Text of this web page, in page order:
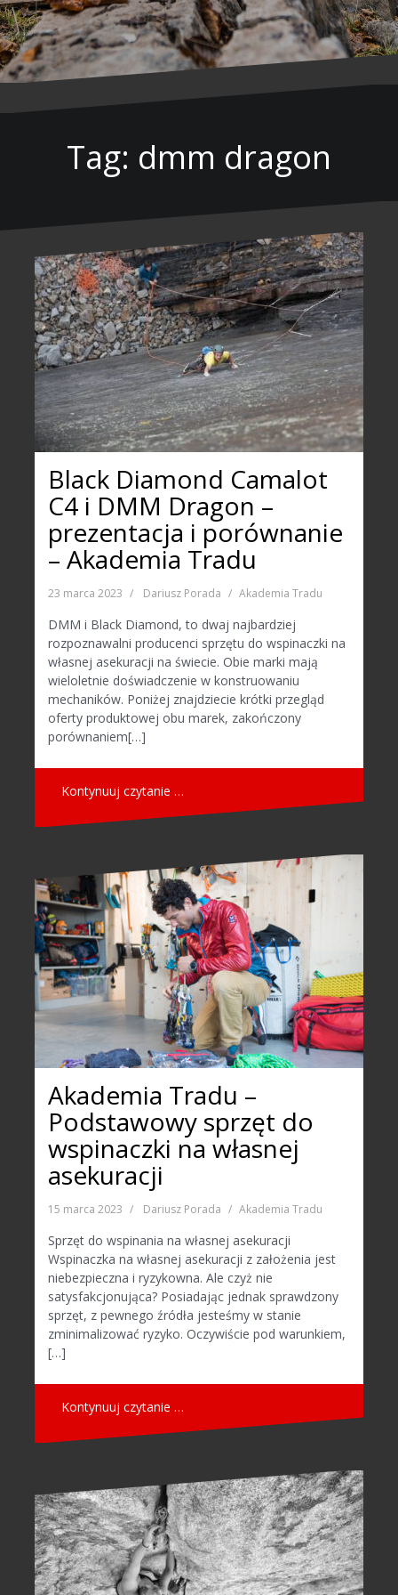
Tag: dmm dragon
Black Diamond Camalot
C4 i DMM Dragon –
prezentacja i porównanie
– Akademia Tradu
23 marca 2023 Dariusz Porada Akademia Tradu
DMM i Black Diamond, to dwaj najbardziej
rozpoznawalni producenci sprzętu do wspinaczki na
własnej asekuracji na świecie. Obie marki mają
wieloletnie doświadczenie w konstruowaniu
mechaników. Poniżej znajdziecie krótki przegląd
oferty produktowej obu marek, zakończony
porównaniem[…]
Kontynuuj czytanie …
Akademia Tradu –
Podstawowy sprzęt do
wspinaczki na własnej
asekuracji
15 marca 2023 Dariusz Porada Akademia Tradu
Sprzęt do wspinania na własnej asekuracji
Wspinaczka na własnej asekuracji z założenia jest
niebezpieczna i ryzykowna. Ale czyż nie
satysfakcjonująca? Posiadając jednak sprawdzony
sprzęt, z pewnego źródła jesteśmy w stanie
zminimalizować ryzyko. Oczywiście pod warunkiem,
[…]
Kontynuuj czytanie …